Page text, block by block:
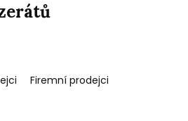
Firemní prodejci